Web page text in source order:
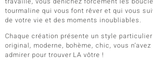
tourmaline qui vous font rêver et qui vous
de votre vie et des moments inoubliables.
Chaque création présente un style
original, moderne, bohème, chic, vous n’avez
admirer pour trouver LA vôtre !